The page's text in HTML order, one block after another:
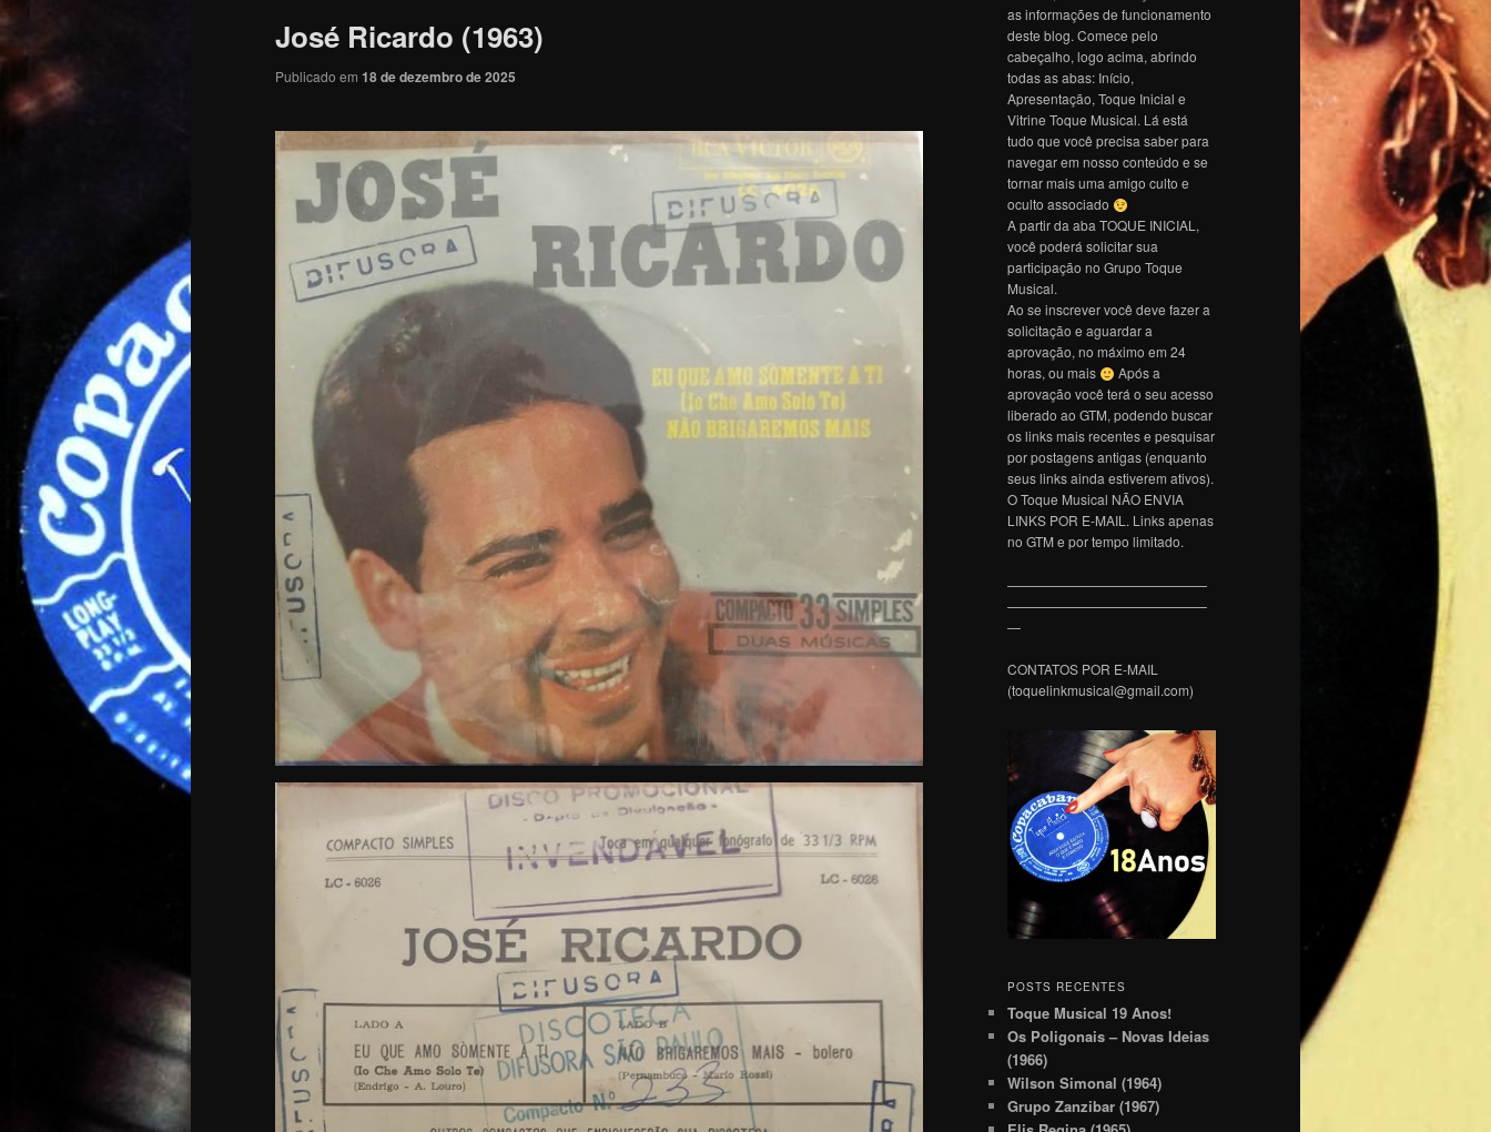
José Ricardo (1963)
Publicado em 18 de dezembro de 2025
as informações de funcionamento
deste blog. Comece pelo
cabeçalho, logo acima, abrindo
todas as abas: Início,
Apresentação, Toque Inicial e
Vitrine Toque Musical. Lá está
tudo que você precisa saber para
navegar em nosso conteúdo e se
tornar mais uma amigo culto e
oculto associado
A partir da aba TOQUE INICIAL,
você poderá solicitar sua
participação no Grupo Toque
Musical.
Ao se inscrever você deve fazer a
solicitação e aguardar a
aprovação, no máximo em 24
horas, ou mais
Após a
aprovação você terá o seu acesso
liberado ao GTM, podendo buscar
os links mais recentes e pesquisar
por postagens antigas (enquanto
seus links ainda estiverem ativos).
O Toque Musical NÃO ENVIA
LINKS POR E-MAIL. Links apenas
no GTM e por tempo limitado.
———————————————
———————————————
—
CONTATOS POR E-MAIL
(toquelinkmusical@gmail.com)
POSTS RECENTES
Toque Musical 19 Anos!
Os Poligonais – Novas Ideias
(1966)
Wilson Simonal (1964)
Grupo Zanzibar (1967)